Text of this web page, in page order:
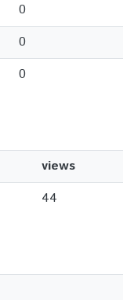
0
0
0
views
44